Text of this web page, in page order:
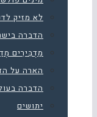
לא מזיק
הדברה
מַדְבִּירִים
הארה על
הדברה
יתושים